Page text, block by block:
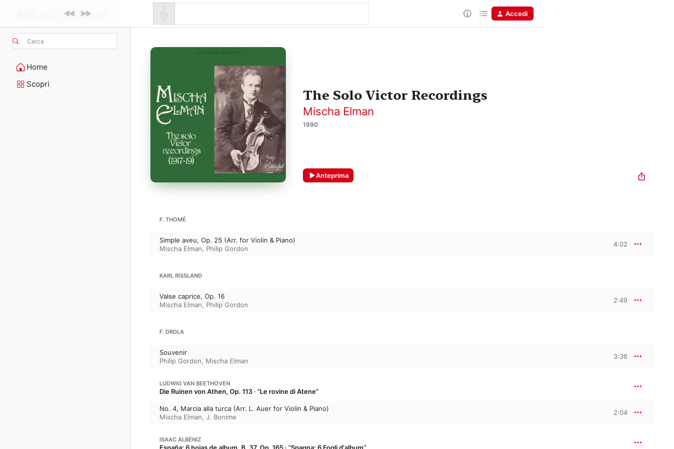
Cerca
Home
Scopri
Accedi
The Solo Victor Recordings
Mischa Elman
1990
Anteprima
F. THOMÉ
Simple aveu, Op. 25 (Arr. for Violin & Piano)
Mischa Elman, Philip Gordon
4:02
KARL RISSLAND
Valse caprice, Op. 16
Mischa Elman, Philip Gordon
2:49
F. DRDLA
Souvenir
Philip Gordon, Mischa Elman
3:36
LUDWIG VAN BEETHOVEN
Die Ruinen von Athen, Op. 113 · “Le rovine di Atene”
No. 4, Marcia alla turca (Arr. L. Auer for Violin & Piano)
Mischa Elman, J. Bonime
2:04
ISAAC ALBÉNIZ